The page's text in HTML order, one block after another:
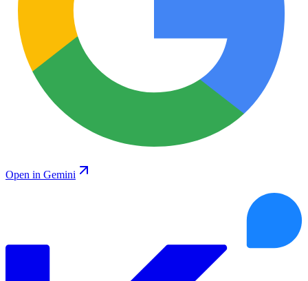
Open in Gemini